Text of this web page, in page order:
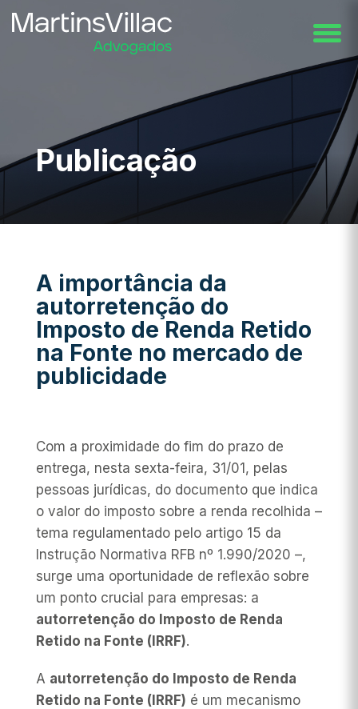
Publicação
A importância da
autorretenção do
Imposto de Renda Retido
na Fonte no mercado de
publicidade
Com a proximidade do fim do prazo de
entrega, nesta sexta-feira, 31/01, pelas
pessoas jurídicas, do documento que indica
o valor do imposto sobre a renda recolhida –
tema regulamentado pelo artigo 15 da
Instrução Normativa RFB nº 1.990/2020 –,
surge uma oportunidade de reflexão sobre
um ponto crucial para empresas: a
autorretenção do Imposto de Renda
Retido na Fonte (IRRF).
A autorretenção do Imposto de Renda
Retido na Fonte (IRRF) é um mecanismo